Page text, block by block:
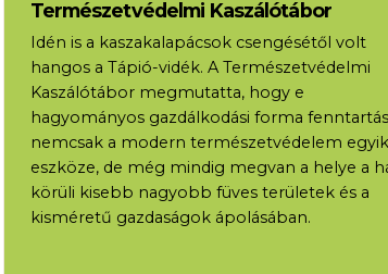
Természetvédelmi Kaszálótábor
Idén is a kaszakalapácsok csengésétől volt
hangos a Tápió-vidék. A Természetvédelmi
Kaszálótábor megmutatta, hogy e
hagyományos gazdálkodási forma
nemcsak a modern természetvédelem egyik
eszköze, de még mindig megvan a helye a
körüli kisebb nagyobb füves területek és a
kisméretű gazdaságok ápolásában.